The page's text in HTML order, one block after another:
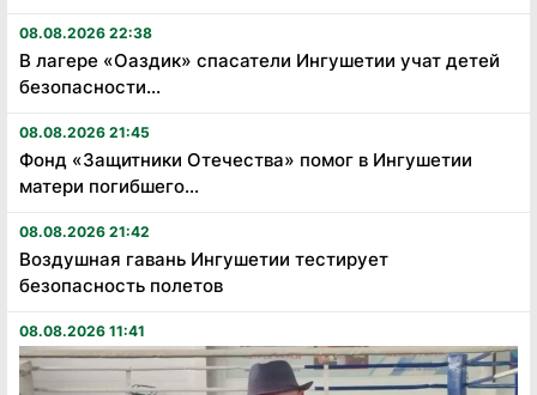
08.08.2026 22:38
В лагере «Оаздик» спасатели Ингушетии учат детей
безопасности...
08.08.2026 21:45
Фонд «Защитники Отечества» помог в Ингушетии
матери погибшего...
08.08.2026 21:42
Воздушная гавань Ингушетии тестирует
безопасность полетов
08.08.2026 11:41